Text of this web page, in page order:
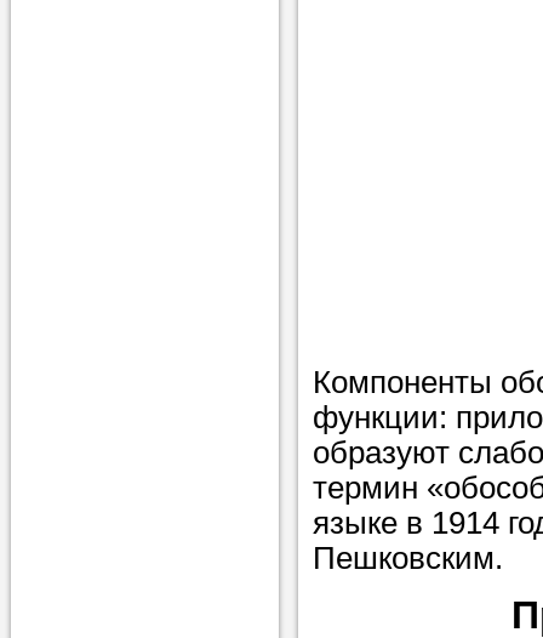
Задайте
Больше не
голову, к
помощью -
Nado5.ru!
Компоненты
функции:
образуют
термин
языке в 1914
Пешковским.